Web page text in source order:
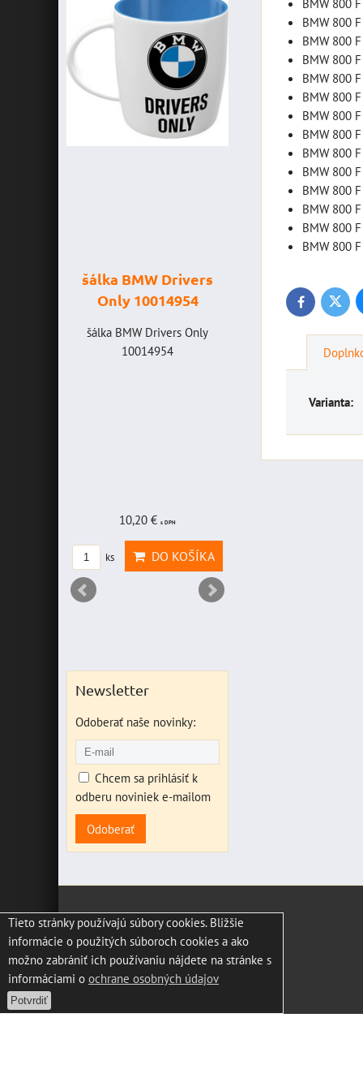
BMW 800
BMW 800
BMW 800
BMW 800
BMW 800
BMW 800
BMW 800
BMW 800
BMW 800
BMW 800
BMW 800
BMW 800
BMW 800
BMW 800
Facebook
Varianta:
šálka BMW Drivers
Only 10014954
šálka BMW Drivers Only
10014954
10,20 € s DPH
DO KOŠÍKA
VR46" 10014772
šálka "Yamaha VR46"
Newsletter
Odoberať naše novinky:
Chcem sa prihlásiť k
odberu noviniek e-mailom
Odoberať
Tieto stránky používajú súbory cookies. Bližšie
informácie o použitých súboroch cookies a ako
možno zabrániť ich používaniu nájdete na stránke s
informáciami o ochrane osobných údajov
Potvrdiť